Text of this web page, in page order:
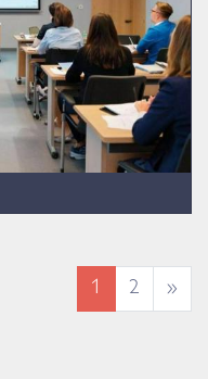
1 текущая
2 »